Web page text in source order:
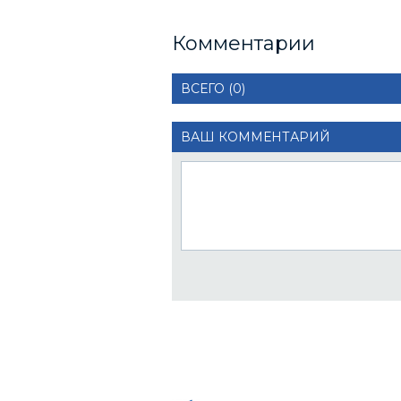
Комментарии
ВСЕГО (0)
ВАШ КОММЕНТАРИЙ